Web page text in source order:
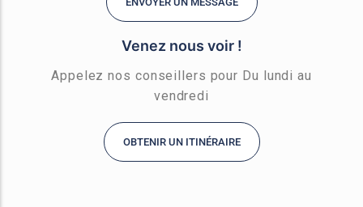
Venez nous voir !
Appelez nos conseillers pour Du lundi au
vendredi
OBTENIR UN ITINÉRAIRE